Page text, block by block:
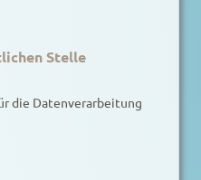
Stelle
die Datenverarbeitung